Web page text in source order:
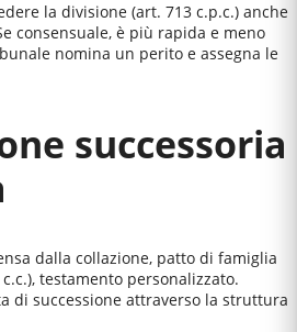
la divisione (art. 713 c.p.c.) anche
consensuale, è più rapida e meno
nomina un perito e assegna le
successoria
dalla collazione, patto di famiglia
testamento personalizzato.
di successione attraverso la struttura